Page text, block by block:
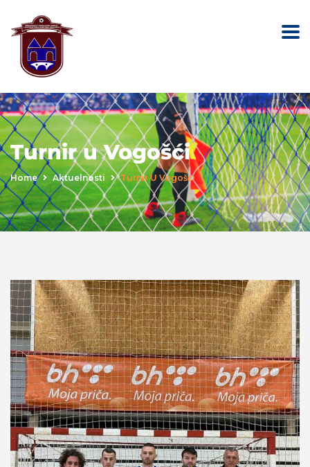
Turnir u Vogošći
Home Aktuelnosti Turnir U Vogošći